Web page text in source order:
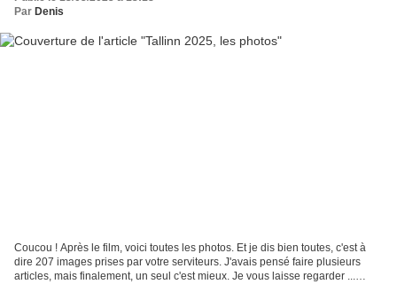
Par Denis
Coucou ! Après le film, voici toutes les photos. Et je dis bien toutes, c'est à
dire 207 images prises par votre serviteurs. J'avais pensé faire plusieurs
articles, mais finalement, un seul c'est mieux. Je vous laisse regarder ...